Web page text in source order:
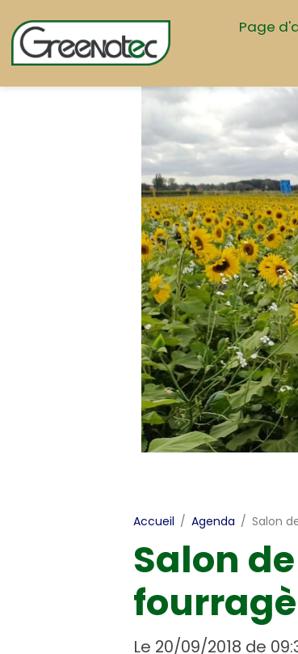
Page
Accueil Agenda Salon
Salon
Le 20/09/2018 de